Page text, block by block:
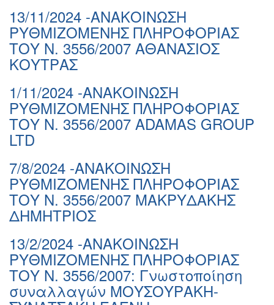
13/11/2024 -ΑΝΑΚΟΙΝΩΣΗ
ΡΥΘΜΙΖΟΜΕΝΗΣ ΠΛΗΡΟΦΟΡΙΑΣ
ΤΟΥ Ν. 3556/2007 ΑΘΑΝΑΣΙΟΣ
ΚΟΥΤΡΑΣ
1/11/2024 -ΑΝΑΚΟΙΝΩΣΗ
ΡΥΘΜΙΖΟΜΕΝΗΣ ΠΛΗΡΟΦΟΡΙΑΣ
ΤΟΥ Ν. 3556/2007 ADAMAS GROUP
LTD
7/8/2024 -ΑΝΑΚΟΙΝΩΣΗ
ΡΥΘΜΙΖΟΜΕΝΗΣ ΠΛΗΡΟΦΟΡΙΑΣ
ΤΟΥ Ν. 3556/2007 ΜΑΚΡΥΔΑΚΗΣ
ΔΗΜΗΤΡΙΟΣ
13/2/2024 -ΑΝΑΚΟΙΝΩΣΗ
ΡΥΘΜΙΖΟΜΕΝΗΣ ΠΛΗΡΟΦΟΡΙΑΣ
ΤΟΥ Ν. 3556/2007: Γνωστοποίηση
συναλλαγών ΜΟΥΣΟΥΡΑΚΗ-